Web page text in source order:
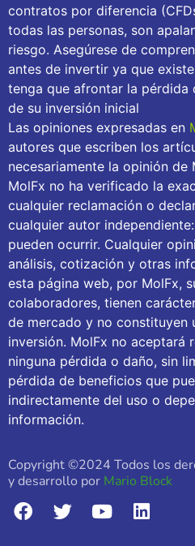
contratos por diferencia
todas las personas, son
riesgo. Asegúrese de
antes de invertir ya que
tenga que afrontar la
de su inversión inicial
Las opiniones expresadas en
autores que escriben los
necesariamente la opinión de
MolFx no ha verificado la
cualquier reclamación o
cualquier autor
pueden ocurrir. Cualquier
análisis, cotización y otras
esta página web, por MolFx,
colaboradores, tienen
de mercado y no constituyen
inversión. MolFx no aceptará
ninguna pérdida o daño, sin
pérdida de beneficios que
indirectamente del uso o
información.
Copyright ©2024 Todos los
y desarrollo por Mario Block